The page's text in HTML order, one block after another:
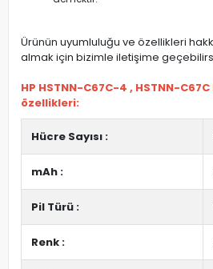
Ürünün uyumluluğu ve özellikleri
almak için bizimle iletişime
HP HSTNN-C67C-4 , HSTNN-
özellikleri:
Hücre Sayısı :
mAh :
Pil Türü :
Renk :